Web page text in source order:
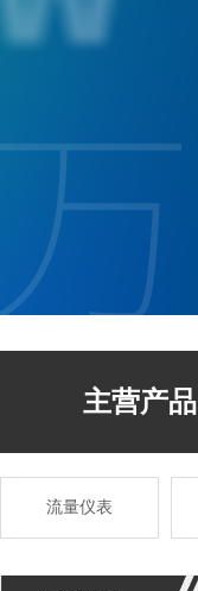
主营产品
流量仪表